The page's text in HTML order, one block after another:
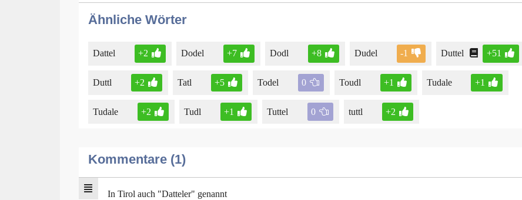
Ähnliche Wörter
Dattel +2 Dodel +7 Dodl +8 Dudel -1 Duttel +51
Duttl +2 Tatl +5 Todel 0 Toudl +1 Tudale +1
Tudale +2 Tudl +1 Tuttel 0 tuttl +2
Kommentare (1)
In Tirol auch "Datteler" genannt